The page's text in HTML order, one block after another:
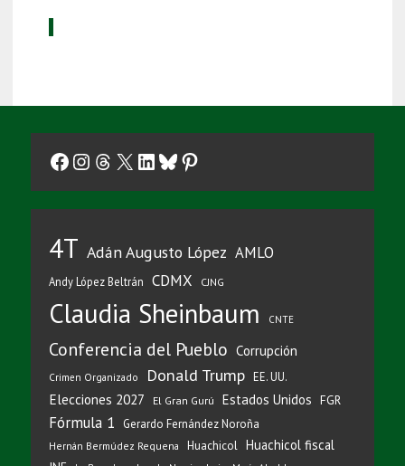
Facebook
Instagram
Threads
X LinkedIn
Bluesky
Pinterest
4T Adán Augusto López AMLO
Andy López Beltrán CDMX CJNG
Claudia Sheinbaum CNTE
Conferencia del Pueblo Corrupción
Crimen Organizado Donald Trump EE. UU.
Elecciones 2027 El Gran Gurú Estados Unidos FGR
Fórmula 1 Gerardo Fernández Noroña
Hernán Bermúdez Requena Huachicol Huachicol fiscal